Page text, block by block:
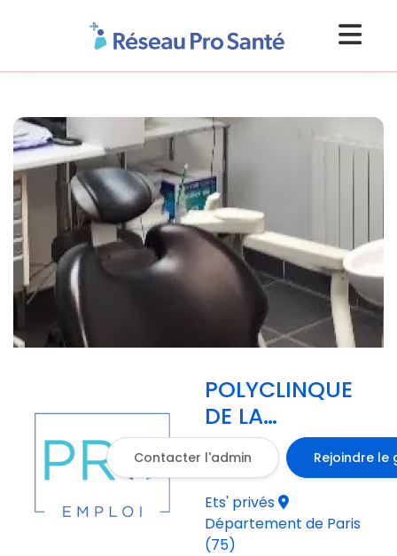
POLYCLINQUE
DE LA
FOURCHE
Contacter l'admin Rejoindre le
Ets' privés
Département de Paris
(75)